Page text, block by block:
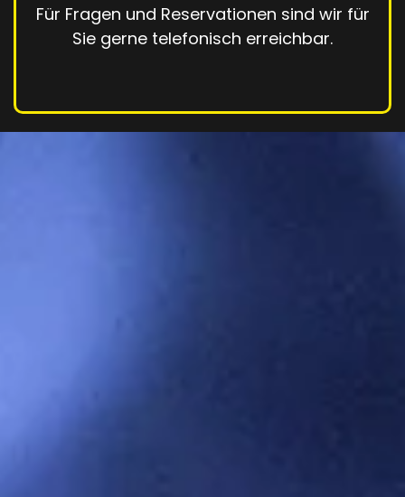
Für Fragen und Reservationen sind wir für
Sie gerne telefonisch erreichbar.